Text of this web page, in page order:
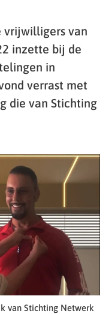
vrijwilligers van
inzette bij de
in
verrast met
die van Stichting
van Stichting Netwerk